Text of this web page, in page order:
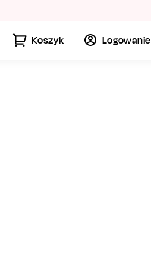
Koszyk Logowanie